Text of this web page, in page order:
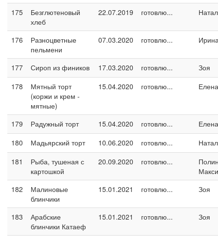
175
Безглютеновый
хлеб
22.07.2019 готовлю...
176
Разноцветные
пельмени
07.03.2020 готовлю...
177 Сироп из фиников 17.03.2020 готовлю...
Зоя
178
Мятный торт
(коржи и крем -
мятные)
15.04.2020 готовлю...
179 Радужный торт 15.04.2020 готовлю...
180
Мадьярский торт 10.06.2020 готовлю...
181
Рыба, тушеная с
картошкой
20.09.2020 готовлю...
182
Малиновые
блинчики
15.01.2021 готовлю... Зоя
183
Арабские
блинчики Катаеф
15.01.2021 готовлю... Зоя